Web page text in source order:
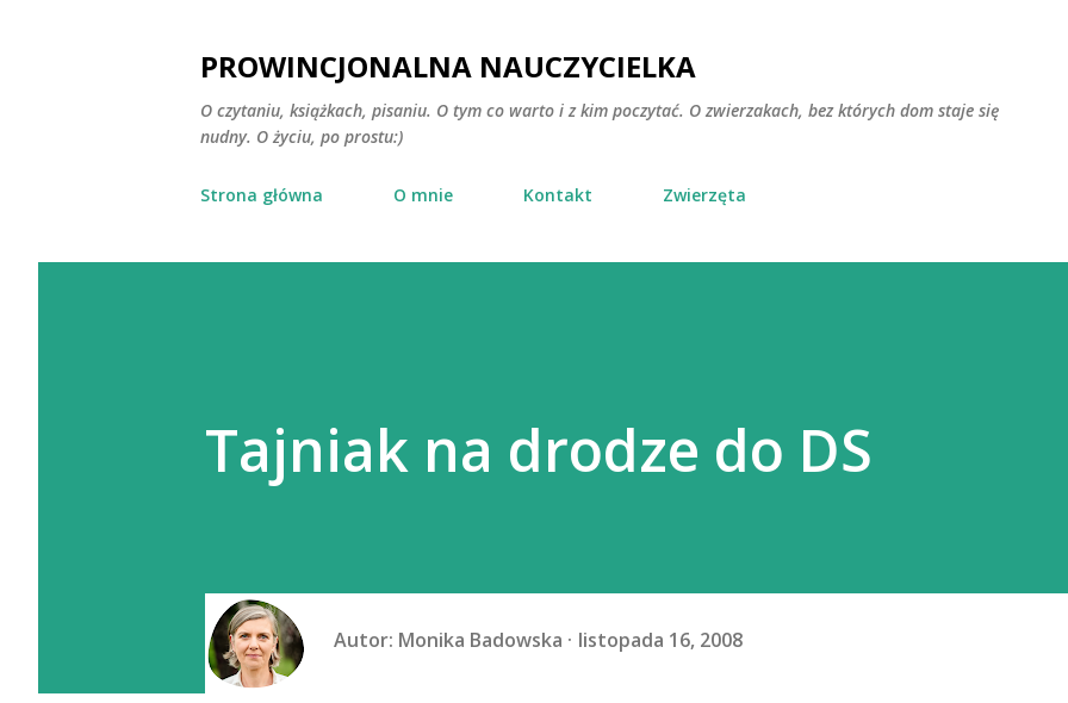
PROWINCJONALNA NAUCZYCIELKA
O czytaniu, książkach, pisaniu. O tym co warto i z kim poczytać. O zwierzakach, bez których dom staje się
nudny. O życiu, po prostu:)
Strona główna O mnie Kontakt Zwierzęta
Tajniak na drodze do DS
Autor: Monika Badowska listopada 16, 2008